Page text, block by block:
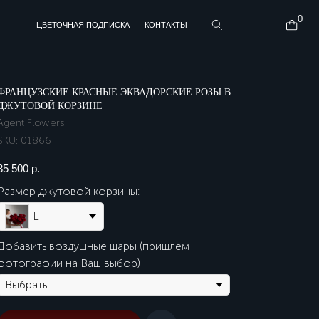
ПОДПИСКА КОНТАКТЫ
ПИОНЫ КОНТАКТЫ
КРАСНЫЕ ЭКВАДОРСКИЕ РОЗЫ В
КОРЗИНЕ
Flowers
01866
500 р.
джутовой корзины:
L
воздушные шары (пришлем
на Ваш выбор)